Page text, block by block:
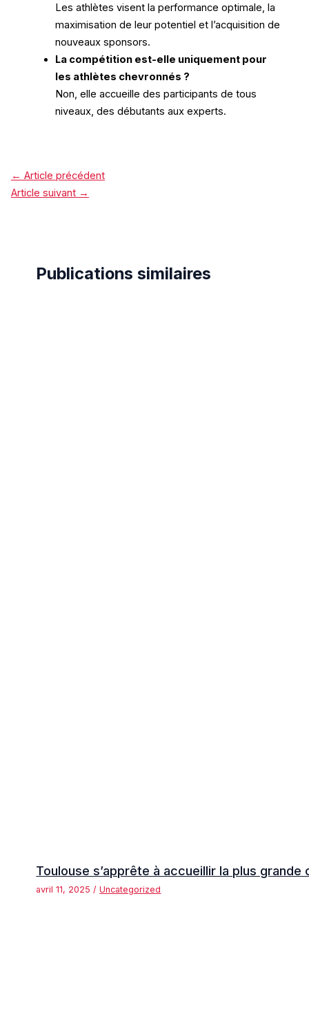
Les athlètes visent la performance optimale, la
maximisation de leur potentiel et l’acquisition de
nouveaux sponsors.
La compétition est-elle uniquement pour
les athlètes chevronnés ?
Non, elle accueille des participants de tous
niveaux, des débutants aux experts.
← Article précédent
Article suivant →
Publications similaires
Toulouse s’apprête à accueillir la plus
avril 11, 2025 /Uncategorized